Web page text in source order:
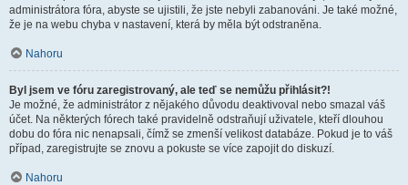
administrátora fóra, abyste se ujistili, že jste nebyli zabanováni. Je také možné,
že je na webu chyba v nastavení, která by měla být odstraněna.
Nahoru
Byl jsem ve fóru zaregistrovaný, ale teď se nemůžu přihlásit?!
Je možné, že administrátor z nějakého důvodu deaktivoval nebo smazal váš
účet. Na některých fórech také pravidelně odstraňují uživatele, kteří dlouhou
dobu do fóra nic nenapsali, čímž se zmenší velikost databáze. Pokud je to váš
případ, zaregistrujte se znovu a pokuste se více zapojit do diskuzí.
Nahoru